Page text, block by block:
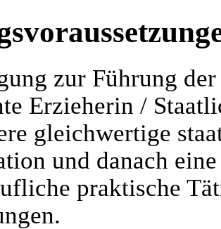
zur Führung
Erzieherin /
gleichwertige
und danach
praktische